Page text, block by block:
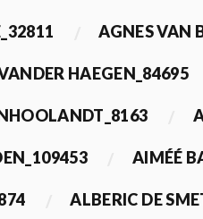
AGNES VAN
HAEGEN_84695
AIMÉÉ
ALBERIC DE